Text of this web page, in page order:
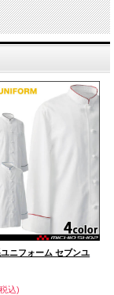
ニフォーム セブンユ
込)